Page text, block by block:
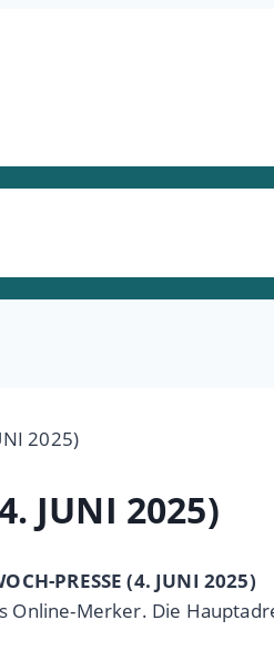
2025)
JUNI 2025)
PRESSE (4. JUNI 2025)
Online-Merker. Die